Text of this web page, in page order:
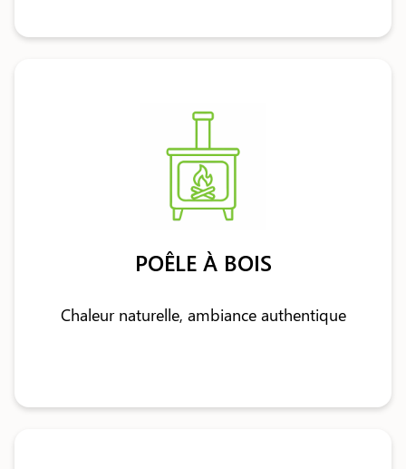
POÊLE À BOIS
Chaleur naturelle, ambiance authentique